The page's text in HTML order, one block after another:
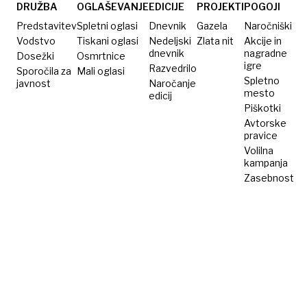
za
pešce?
Psihologi
razkrivajo,
kaj to
sejal
smrt,
priznal
pa 57
umorov
DRUŽBA
Predstavitev
Vodstvo
Dosežki
Sporočila za
javnost
OGLAŠEVANJE
Spletni oglasi
Tiskani oglasi
Osmrtnice
Mali oglasi
EDICIJE
Dnevnik
Nedeljski
dnevnik
Razvedrilo
Naročanje
edicij
PROJEKTI
Gazela
Zlata nit
POGOJI
Naročniški
Akcije in
nagradne
igre
Spletno
mesto
Piškotki
Avtorske
pravice
Volilna
kampanja
Zasebnost